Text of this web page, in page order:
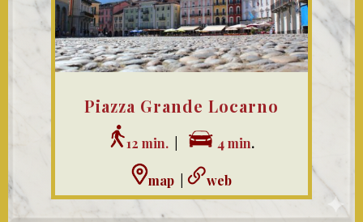
Piazza Grande Locarno
12 min. 4 min.
map| web